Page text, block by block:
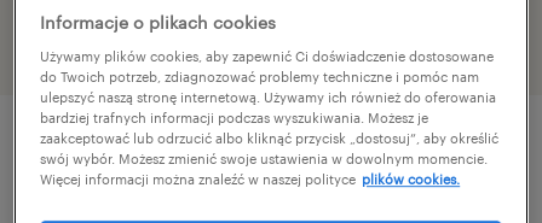
szczegóły oferty
Informacje o plikach cookies
Używamy plików cookies, aby zapewnić Ci doświadczenie dostosowane
do Twoich potrzeb, zdiagnozować problemy techniczne i pomóc nam
ulepszyć naszą stronę internetową. Używamy ich również do oferowania
bardziej trafnych informacji podczas wyszukiwania. Możesz je
zaakceptować lub odrzucić albo kliknąć przycisk „dostosuj”, aby określić
swój wybór. Możesz zmienić swoje ustawienia w dowolnym momencie.
Więcej informacji można znaleźć w naszej polityce plików cookies.